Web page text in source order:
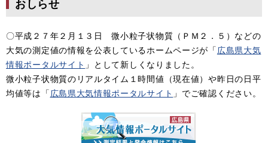
おしらせ
〇平成２７年２月１３日 微小粒子状物質（ＰＭ２．５）などの
大気の測定値の情報を公表しているホームページが「広島県大気
情報ポータルサイト 」として新しくなりました。
微小粒子状物質のリアルタイム１時間値（現在値）や昨日の日平
均値等は「広島県大気情報ポータルサイト 」でご確認ください。